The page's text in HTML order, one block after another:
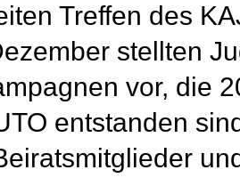
Treffen des
stellten
vor, die
entstanden